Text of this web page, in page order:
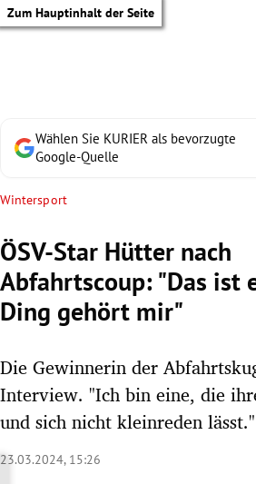
Zum Hauptinhalt der Seite
Untermenü
Untermenü
Wählen Sie KURIER als bevorzugte
Google-Quelle
Wintersport
ÖSV-Star Hütter nach
Abfahrtscoup: "Das ist
Ding gehört mir"
Die Gewinnerin der
Interview. "Ich bin eine, die
und sich nicht kleinreden lässt."
23.03.2024, 15:26